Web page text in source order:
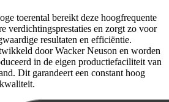
toerental bereikt deze hoogfrequente
verdichtingsprestaties en zorgt zo voor
resultaten en efficiëntie.
door Wacker Neuson en worden
in de eigen productiefaciliteit van
Dit garandeert een constant hoog